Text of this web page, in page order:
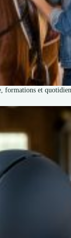
formations et